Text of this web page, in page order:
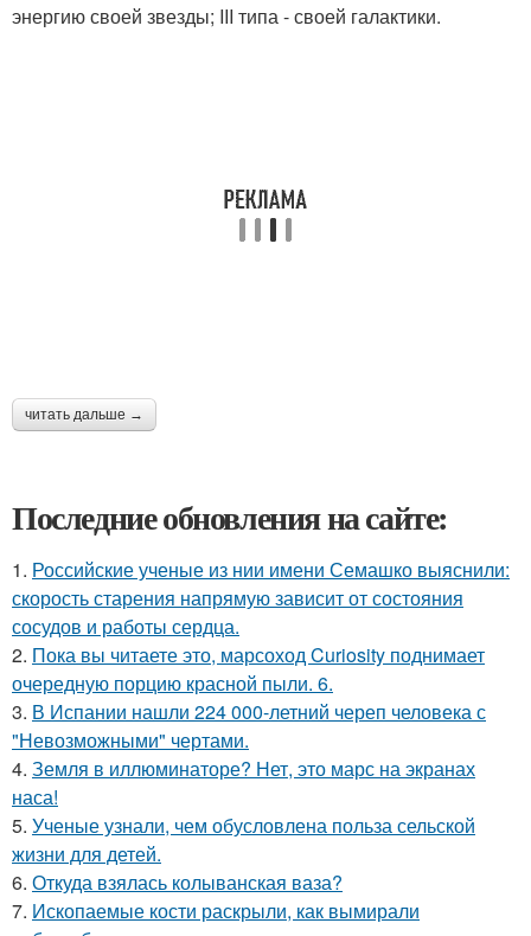
энергию своей звезды; III типа - своей галактики.
читать дальше →
Последние обновления на сайте:
1. Российские ученые из нии имени Семашко выяснили:
скорость старения напрямую зависит от состояния
сосудов и работы сердца.
2. Пока вы читаете это, марсоход Curiosity поднимает
очередную порцию красной пыли. 6.
3. В Испании нашли 224 000-летний череп человека с
"Невозможными" чертами.
4. Земля в иллюминаторе? Нет, это марс на экранах
наса!
5. Ученые узнали, чем обусловлена польза сельской
жизни для детей.
6. Откуда взялась колыванская ваза?
7. Ископаемые кости раскрыли, как вымирали